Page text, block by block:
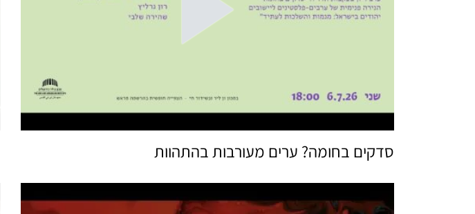
סדקים בחומה? ערים מעורבות בהתהוות